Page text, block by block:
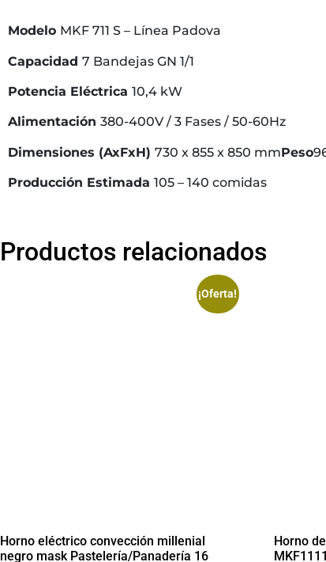
Modelo MKF 711 S – Línea Padova
Capacidad 7 Bandejas GN 1/1
Potencia Eléctrica 10,4 kW
Alimentación 380-400V / 3 Fases / 50-60Hz
Dimensiones (AxFxH) 730 x 855 x 850 mmPeso
Producción Estimada 105 – 140 comidas
Productos relacionados
¡Oferta!
Horno eléctrico convección millenial
negro mask Pastelería/Panadería 16
Horno